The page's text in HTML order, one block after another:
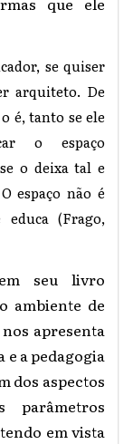
se quiser
arquiteto. De
é, tanto se ele
o espaço
o deixa tal e
espaço não é
educa (Frago,
seu livro
ambiente de
apresenta
a pedagogia
dos aspectos
parâmetros
em vista